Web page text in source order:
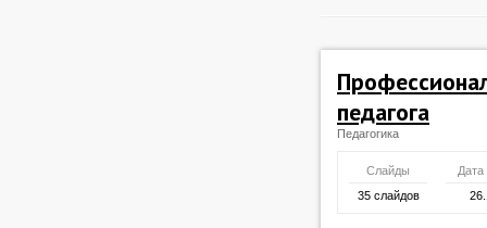
педагога
Педагогика
Слайды
Дата
35 слайдов